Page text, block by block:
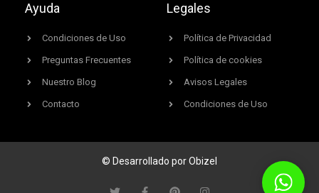
Ayuda
Condiciones de Uso
Preguntas Frecuentes
Nuestro Blog
Contacto
Legales
Política de Privacidad
Política de cookies
Avisos Legales
Condiciones de Uso
© Desarrollado por Obizel